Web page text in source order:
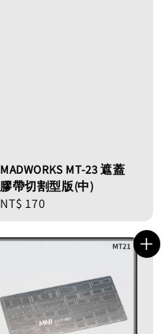
MADWORKS MT-23 遮蓋
膠帶切割型版(中)
Regular
NT$ 170